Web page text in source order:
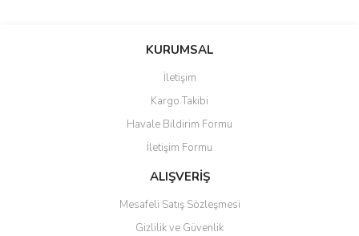
Bu ürüne ilk yorumu siz yapın!
Ürün resmi kalitesiz, bozuk veya görüntülenemiyor.
Ürün açıklamasında eksik bilgiler bulunuyor.
Ürün bilgilerinde hatalar bulunuyor.
Ürün fiyatı diğer sitelerden daha pahalı.
KURUMSAL
İletişim
Kargo Takibi
Havale Bildirim Formu
İletişim Formu
ALIŞVERİŞ
Mesafeli Satış Sözleşmesi
Gizlilik ve Güvenlik